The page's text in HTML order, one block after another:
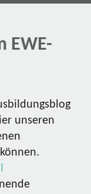
EWE-
unseren